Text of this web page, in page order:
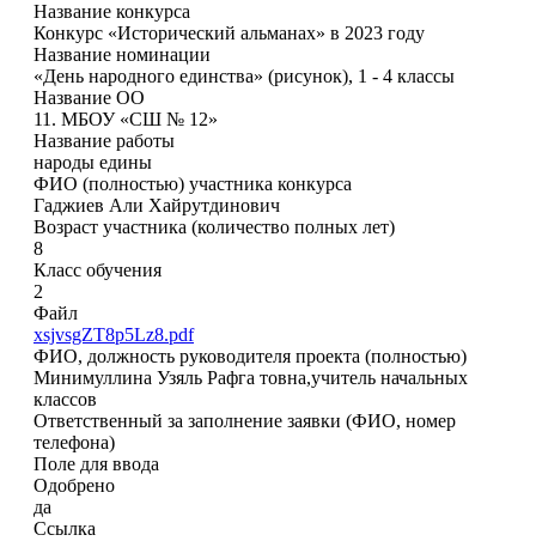
Название конкурса
Конкурс «Исторический альманах» в 2023 году
Название номинации
«День народного единства» (рисунок), 1 - 4 классы
Название ОО
11. МБОУ «СШ № 12»
Название работы
народы едины
ФИО (полностью) участника конкурса
Гаджиев Али Хайрутдинович
Возраст участника (количество полных лет)
8
Класс обучения
2
Файл
xsjvsgZT8p5Lz8.pdf
ФИО, должность руководителя проекта (полностью)
Минимуллина Узяль Рафга товна,учитель начальных
классов
Ответственный за заполнение заявки (ФИО, номер
телефона)
Поле для ввода
Одобрено
да
Ссылка